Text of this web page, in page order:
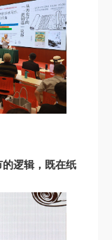
的逻辑，既在纸